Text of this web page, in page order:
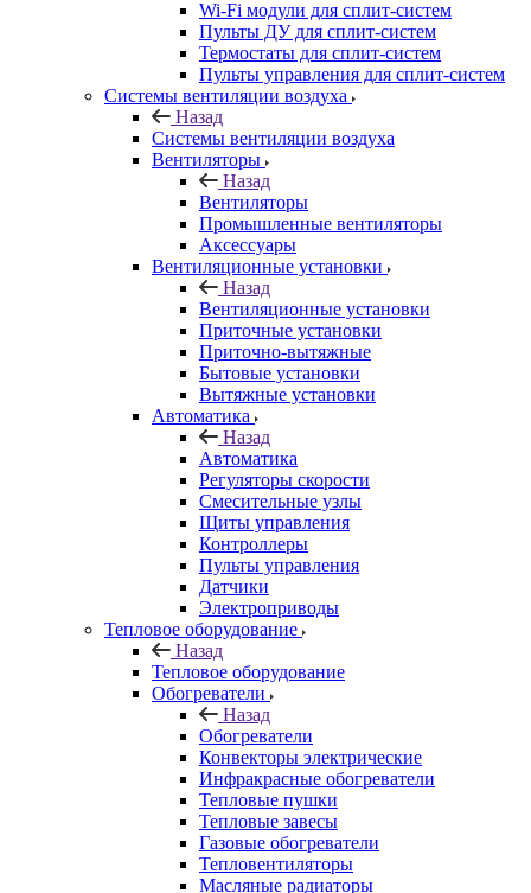
Wi-Fi модули для сплит-систем
Пульты ДУ для сплит-систем
Термостаты для сплит-систем
Пульты управления для сплит-систем
Системы вентиляции воздуха
Назад
Системы вентиляции воздуха
Вентиляторы
Назад
Вентиляторы
Промышленные вентиляторы
Аксессуары
Вентиляционные установки
Назад
Вентиляционные установки
Приточные установки
Приточно-вытяжные
Бытовые установки
Вытяжные установки
Автоматика
Назад
Автоматика
Регуляторы скорости
Смесительные узлы
Щиты управления
Контроллеры
Пульты управления
Датчики
Электроприводы
Тепловое оборудование
Назад
Тепловое оборудование
Обогреватели
Назад
Обогреватели
Конвекторы электрические
Инфракрасные обогреватели
Тепловые пушки
Тепловые завесы
Газовые обогреватели
Тепловентиляторы
Масляные радиаторы